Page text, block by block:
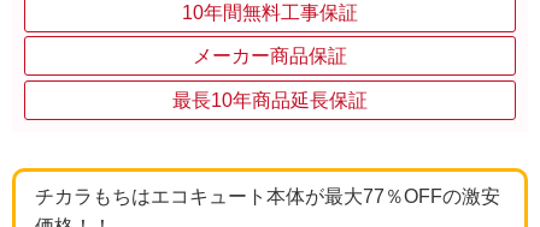
10年間無料工事保証
メーカー商品保証
最長10年商品延長保証
チカラもちはエコキュート本体が最大77％OFFの激安